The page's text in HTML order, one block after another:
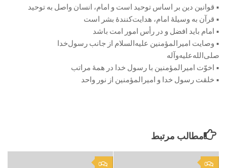
• قوانین دین بر اساس توحید است و امام، انسان واصل به توحید
• قرآن به وسیلۀ امام، هدایت‌کنندۀ بشر است
• امام باید افضل و در رأس امور امت باشد
• وصایت امیرالمؤمنین علیه‌السلام از جانب رسول‌خدا
صلی‌الله‌علیه‌و‌آله
• اخوّت امیرالمؤمنین با رسول خدا در همۀ مراتب
• خلقت رسول خدا و امیرالمؤمنین از نور واحد
مطالب مرتبط
0 0